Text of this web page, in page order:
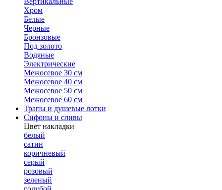
Хром
Белые
Черные
Бронзовые
Под золото
Водяные
Электрические
Межосевое 30 см
Межосевое 40 см
Межосевое 50 см
Межосевое 60 см
Трапы и душевые лотки
Сифоны и сливы
Цвет накладки
белый
сатин
коричневый
серый
розовый
зеленый